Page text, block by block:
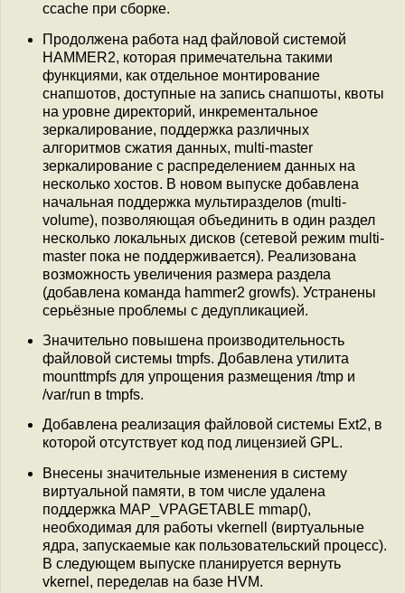
ccache при сборке.
Продолжена работа над файловой системой
HAMMER2, которая примечательна такими
функциями, как отдельное монтирование
снапшотов, доступные на запись снапшоты, квоты
на уровне директорий, инкрементальное
зеркалирование, поддержка различных
алгоритмов сжатия данных, multi-master
зеркалирование с распределением данных на
несколько хостов. В новом выпуске добавлена
начальная поддержка мультиразделов (multi-
volume), позволяющая объединить в один раздел
несколько локальных дисков (сетевой режим multi-
master пока не поддерживается). Реализована
возможность увеличения размера раздела
(добавлена команда hammer2 growfs). Устранены
серьёзные проблемы с дедупликацией.
Значительно повышена производительность
файловой системы tmpfs. Добавлена утилита
mounttmpfs для упрощения размещения /tmp и
/var/run в tmpfs.
Добавлена реализация файловой системы Ext2, в
которой отсутствует код под лицензией GPL.
Внесены значительные изменения в систему
виртуальной памяти, в том числе удалена
поддержка MAP_VPAGETABLE mmap(),
необходимая для работы vkernell (виртуальные
ядра, запускаемые как пользовательский процесс).
В следующем выпуске планируется вернуть
vkernel, переделав на базе HVM.